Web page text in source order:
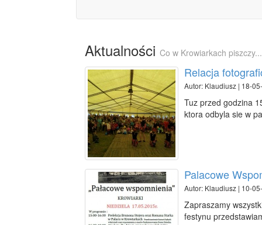
Aktualności Co w Krowiarkach piszczy...
Relacja
Autor: Klaudiusz | 18-
Tuz przed godzina
ktora odbyla sie w
Palacowe
Autor: Klaudiusz | 10-
Zapraszamy
festynu